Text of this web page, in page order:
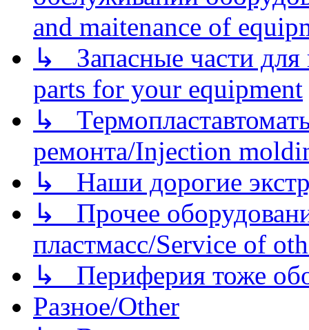
and maitenance of
↳ Запасные части для
parts for your equipment
↳
ремонта/Injection
↳ Наши дорогие
↳ Прочее
пластмасс/Service of
↳ Периферия тоже
Разное/Other